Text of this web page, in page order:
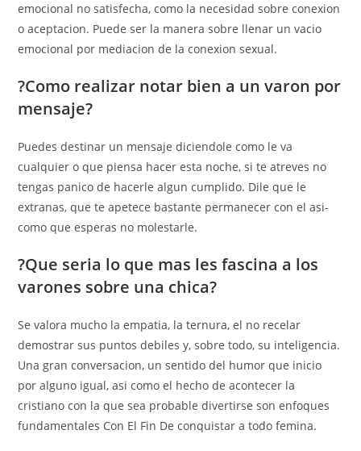
emocional no satisfecha, como la necesidad sobre conexion
o aceptacion. Puede ser la manera sobre llenar un vacio
emocional por mediacion de la conexion sexual.
?Como realizar notar bien a un varon por
mensaje?
Puedes destinar un mensaje diciendole como le va
cualquier o que piensa hacer esta noche, si te atreves no
tengas panico de hacerle algun cumplido. Dile que le
extranas, que te apetece bastante permanecer con el asi­
como que esperas no molestarle.
?Que seri­a lo que mas les fascina a los
varones sobre una chica?
Se valora mucho la empatia, la ternura, el no recelar
demostrar sus puntos debiles y, sobre todo, su inteligencia.
Una gran conversacion, un sentido del humor que inicio
por alguno igual, asi­ como el hecho de acontecer la
cristiano con la que sea probable divertirse son enfoques
fundamentales Con El Fin De conquistar a todo femina.